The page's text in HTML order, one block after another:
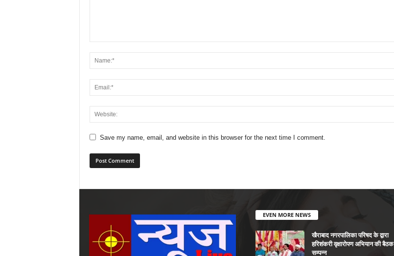
Save my name, email, and website in this browser for the next time I comment.
EVEN MORE NEWS
खैराबाद नगरपालिका परिषद के द्वारा
हरिशंकरी वृक्षारोपण अभियान की बैठक
सम्पन्न